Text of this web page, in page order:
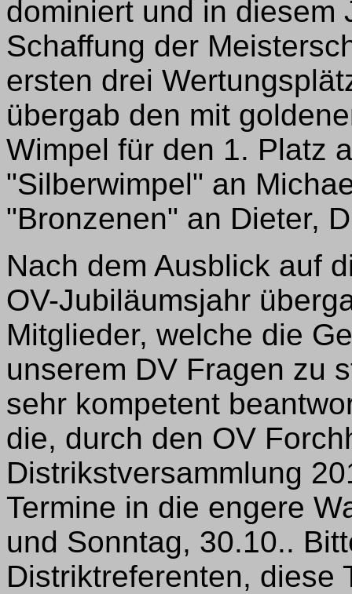
dominiert und in diesem
Schaffung der
ersten drei
übergab den mit
Wimpel für den 1. Platz
"Silberwimpel" an
"Bronzenen" an Dieter,
Nach dem Ausblick auf
OV-Jubiläumsjahr
Mitglieder, welche die
unserem DV Fragen zu
sehr kompetent
die, durch den OV
Distrikstversammlung
Termine in die engere
und Sonntag, 30.10..
Distriktreferenten, diese